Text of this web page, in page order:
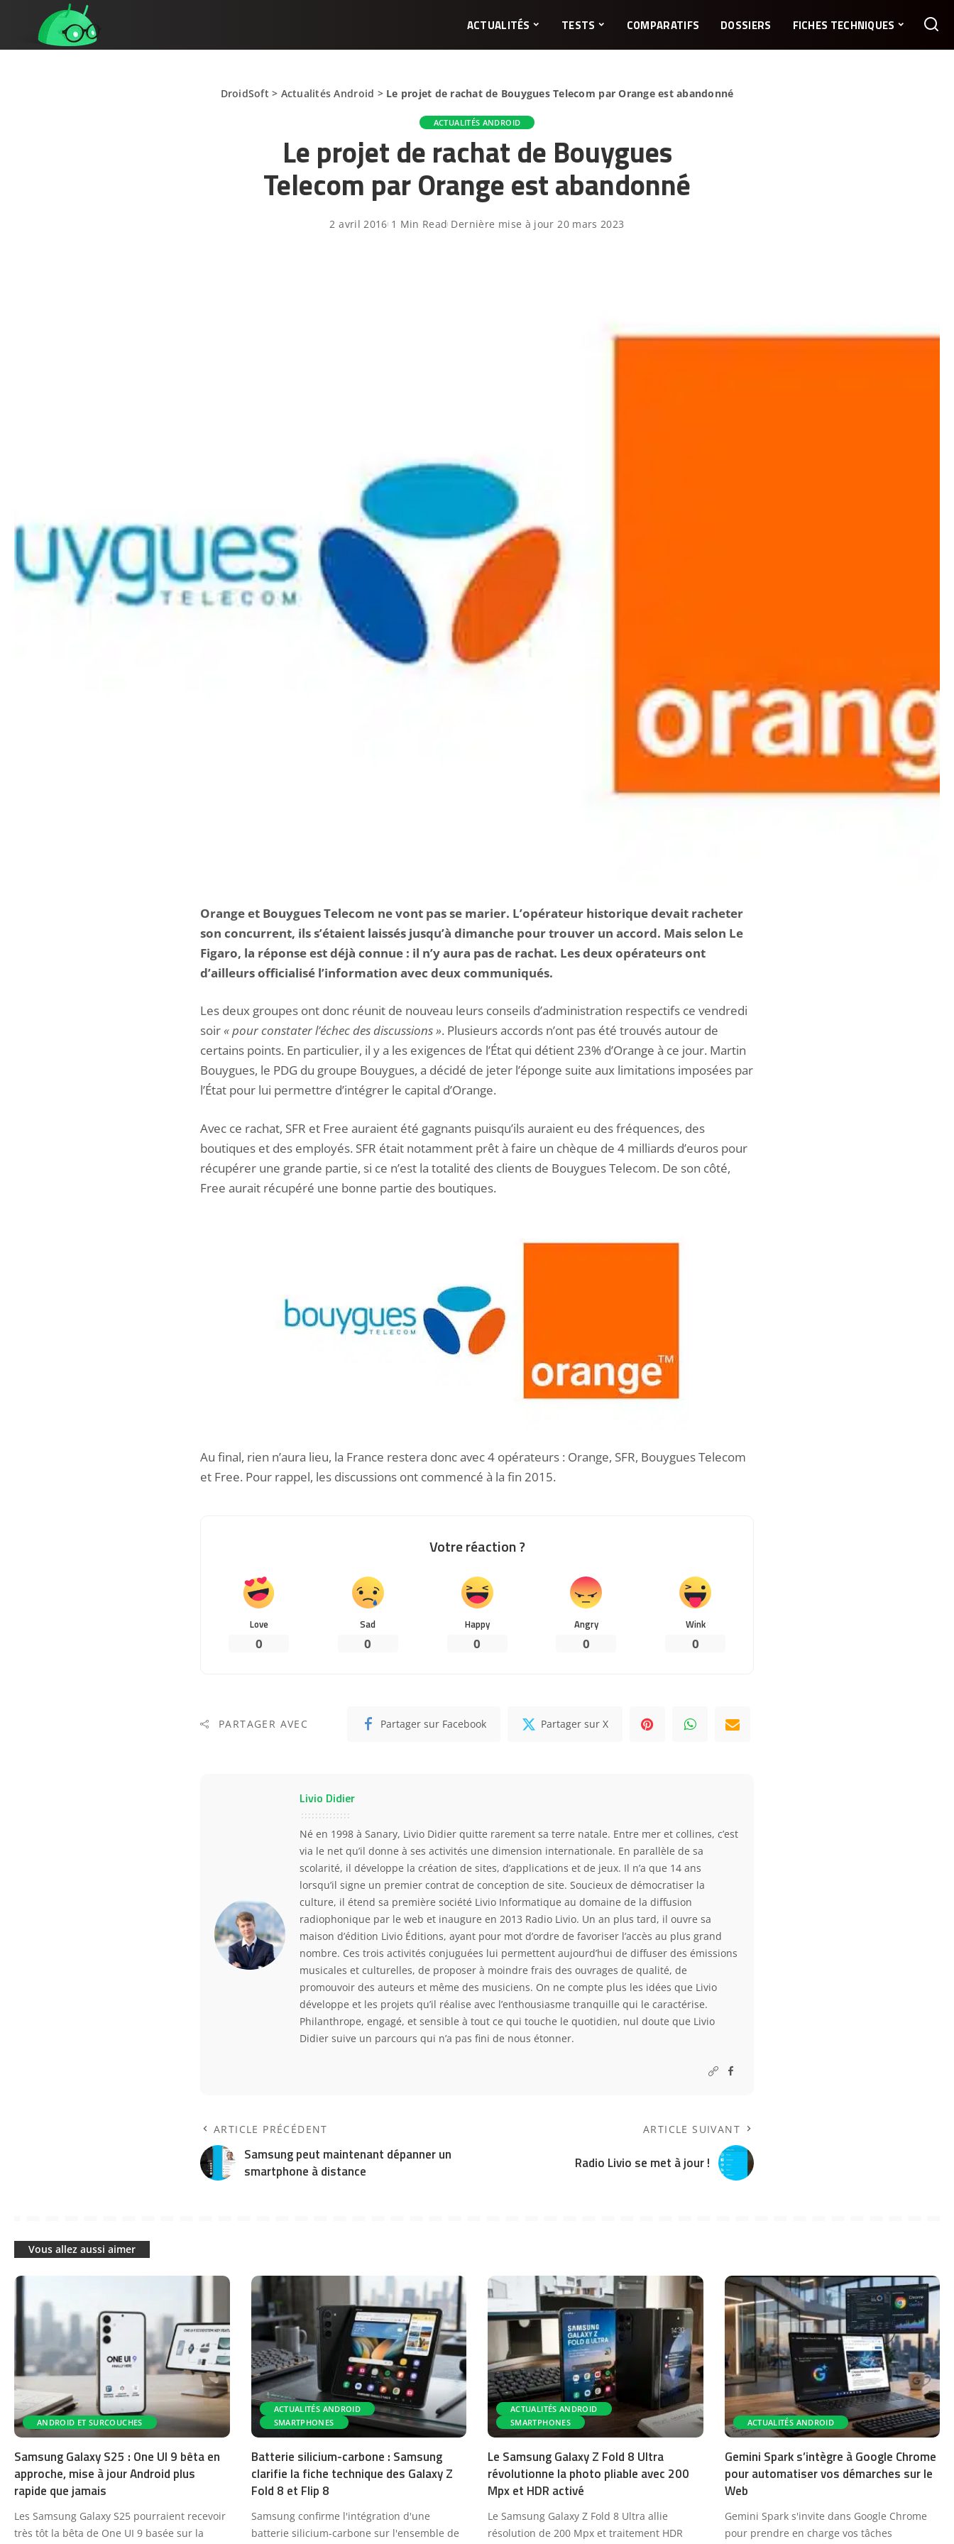
ACTUALITÉS TESTS COMPARATIFS DOSSIERS FICHES TECHNIQUES
DroidSoft > Actualités Android > Le projet de rachat de Bouygues Telecom par Orange est abandonné
ACTUALITÉS ANDROID
Le projet de rachat de Bouygues
Telecom par Orange est abandonné
2 avril 2016 1 Min Read Dernière mise à jour 20 mars 2023
Orange et Bouygues Telecom ne vont pas se marier. L’opérateur historique devait racheter
son concurrent, ils s’étaient laissés jusqu’à dimanche pour trouver un accord. Mais selon Le
Figaro, la réponse est déjà connue : il n’y aura pas de rachat. Les deux opérateurs ont
d’ailleurs officialisé l’information avec deux communiqués.
Les deux groupes ont donc réunit de nouveau leurs conseils d’administration respectifs ce vendredi
soir« pour constater l’échec des discussions ». Plusieurs accords n’ont pas été trouvés autour de
certains points. En particulier, il y a les exigences de l’État qui détient 23% d’Orange à ce jour. Martin
Bouygues, le PDG du groupe Bouygues, a décidé de jeter l’éponge suite aux limitations imposées par
l’État pour lui permettre d’intégrer le capital d’Orange.
Avec ce rachat, SFR et Free auraient été gagnants puisqu’ils auraient eu des fréquences, des
boutiques et des employés. SFR était notamment prêt à faire un chèque de 4 milliards d’euros pour
récupérer une grande partie, si ce n’est la totalité des clients de Bouygues Telecom. De son côté,
Free aurait récupéré une bonne partie des boutiques.
Au final, rien n’aura lieu, la France restera donc avec 4 opérateurs : Orange, SFR, Bouygues Telecom
et Free. Pour rappel, les discussions ont commencé à la fin 2015.
Votre réaction ?
Love
0
Sad
0
Happy
0
Angry
0
Wink
0
PARTAGER AVEC Partager sur Facebook Partager sur X
Livio Didier
Né en 1998 à Sanary, Livio Didier quitte rarement sa terre natale. Entre mer et collines, c’est
via le net qu’il donne à ses activités une dimension internationale. En parallèle de sa
scolarité, il développe la création de sites, d’applications et de jeux. Il n’a que 14 ans
lorsqu’il signe un premier contrat de conception de site. Soucieux de démocratiser la
culture, il étend sa première société Livio Informatique au domaine de la diffusion
radiophonique par le web et inaugure en 2013 Radio Livio. Un an plus tard, il ouvre sa
maison d’édition Livio Éditions, ayant pour mot d’ordre de favoriser l’accès au plus grand
nombre. Ces trois activités conjuguées lui permettent aujourd’hui de diffuser des émissions
musicales et culturelles, de proposer à moindre frais des ouvrages de qualité, de
promouvoir des auteurs et même des musiciens. On ne compte plus les idées que Livio
développe et les projets qu’il réalise avec l’enthousiasme tranquille qui le caractérise.
Philanthrope, engagé, et sensible à tout ce qui touche le quotidien, nul doute que Livio
Didier suive un parcours qui n’a pas fini de nous étonner.
ARTICLE PRÉCÉDENT
Samsung peut maintenant dépanner un
smartphone à distance
ARTICLE SUIVANT
Radio Livio se met à jour !
Vous allez aussi aimer
ANDROID ET SURCOUCHES
Samsung Galaxy S25 : One UI 9 bêta en
approche, mise à jour Android plus
rapide que jamais
Les Samsung Galaxy S25 pourraient recevoir
très tôt la bêta de One UI 9 basée sur la
ACTUALITÉS ANDROID
SMARTPHONES
Batterie silicium-carbone : Samsung
clarifie la fiche technique des Galaxy Z
Fold 8 et Flip 8
Samsung confirme l'intégration d'une
batterie silicium-carbone sur l'ensemble de
ACTUALITÉS ANDROID
SMARTPHONES
Le Samsung Galaxy Z Fold 8 Ultra
révolutionne la photo pliable avec 200
Mpx et HDR activé
Le Samsung Galaxy Z Fold 8 Ultra allie
résolution de 200 Mpx et traitement HDR
ACTUALITÉS ANDROID
Gemini Spark s’intègre à Google Chrome
pour automatiser vos démarches sur le
Web
Gemini Spark s'invite dans Google Chrome
pour prendre en charge vos tâches